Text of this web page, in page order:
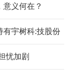
义何在？
有宇树科:技股份
忧加剧